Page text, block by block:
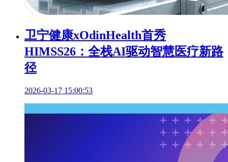
卫宁健康xOdinHealth首秀
HIMSS26：全栈AI驱动智慧医疗新路
径
2026-03-17 15:00:53